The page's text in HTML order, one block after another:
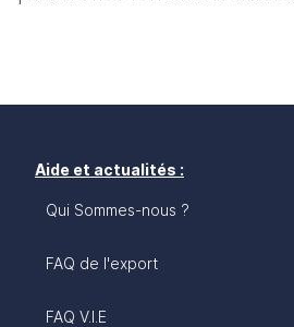
Aide et actualités :
Qui Sommes-nous ?
FAQ de l'export
FAQ V.I.E